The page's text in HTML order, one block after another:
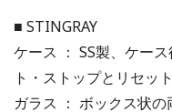
■ STINGRAY
ケース ： SS製、ケー
ト・ストップとリセッ
ガラス ： ボックス状